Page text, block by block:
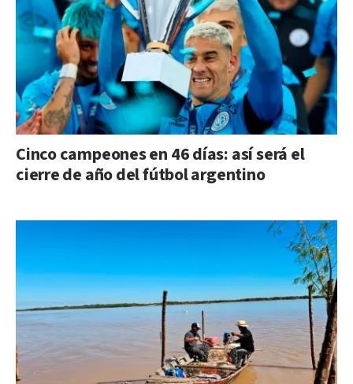
Cinco campeones en 46 días: así será el
cierre de año del fútbol argentino